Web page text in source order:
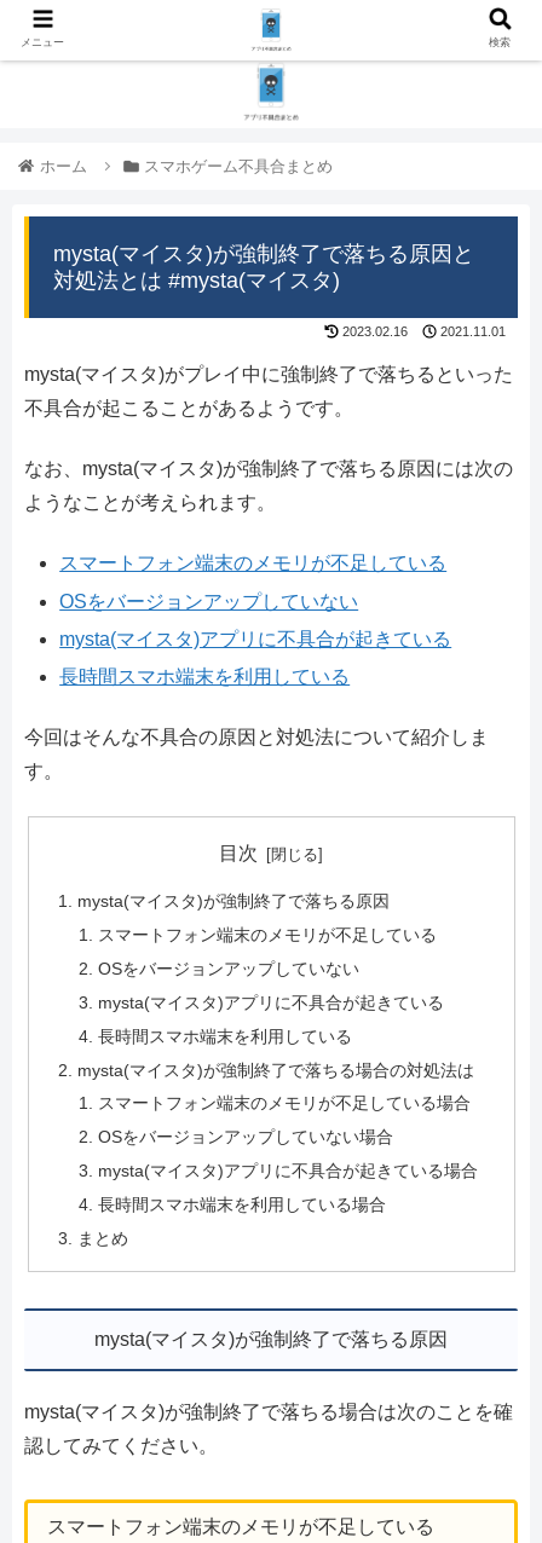
ホーム スマホゲーム不具合まとめ
mysta(マイスタ)が強制終了で落ちる原因と
対処法とは #mysta(マイスタ)
2023.02.16 2021.11.01
mysta(マイスタ)がプレイ中に強制終了で落ちるといった
不具合が起こることがあるようです。
なお、mysta(マイスタ)が強制終了で落ちる原因には次の
ようなことが考えられます。
スマートフォン端末のメモリが不足している
OSをバージョンアップしていない
mysta(マイスタ)アプリに不具合が起きている
長時間スマホ端末を利用している
今回はそんな不具合の原因と対処法について紹介しま
す。
目次
mysta(マイスタ)が強制終了で落ちる原因
スマートフォン端末のメモリが不足している
OSをバージョンアップしていない
mysta(マイスタ)アプリに不具合が起きている
長時間スマホ端末を利用している
mysta(マイスタ)が強制終了で落ちる場合の対処法は
スマートフォン端末のメモリが不足している場合
OSをバージョンアップしていない場合
mysta(マイスタ)アプリに不具合が起きている場合
長時間スマホ端末を利用している場合
まとめ
mysta(マイスタ)が強制終了で落ちる原因
mysta(マイスタ)が強制終了で落ちる場合は次のことを確
認してみてください。
スマートフォン端末のメモリが不足している
メニュー 検索